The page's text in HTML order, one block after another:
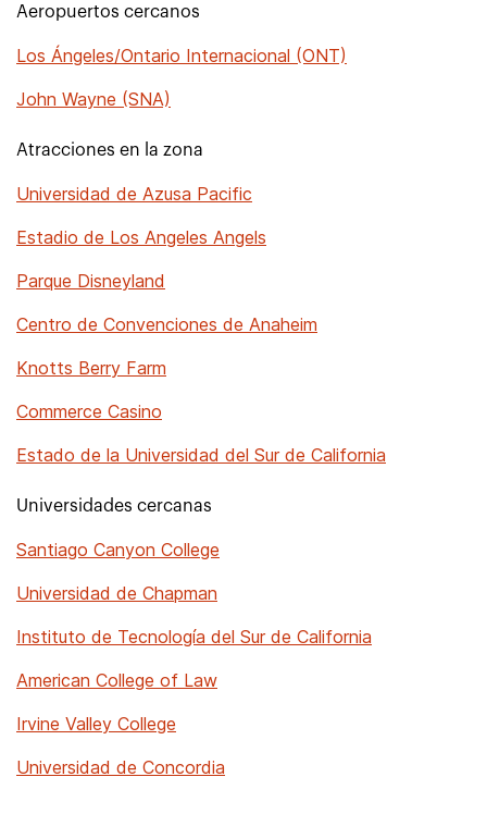
Aeropuertos cercanos
Los Ángeles/Ontario Internacional (ONT)
John Wayne (SNA)
Atracciones en la zona
Universidad de Azusa Pacific
Estadio de Los Angeles Angels
Parque Disneyland
Centro de Convenciones de Anaheim
Knotts Berry Farm
Commerce Casino
Estado de la Universidad del Sur de California
Universidades cercanas
Santiago Canyon College
Universidad de Chapman
Instituto de Tecnología del Sur de California
American College of Law
Irvine Valley College
Universidad de Concordia